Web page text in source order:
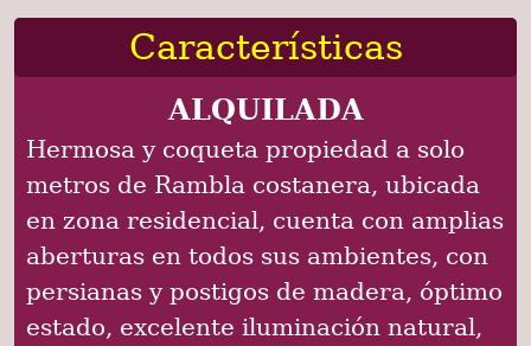
Características
ALQUILADA
Hermosa y coqueta propiedad a solo
metros de Rambla costanera, ubicada
en zona residencial, cuenta con amplias
aberturas en todos sus ambientes, con
persianas y postigos de madera, óptimo
estado, excelente iluminación natural,